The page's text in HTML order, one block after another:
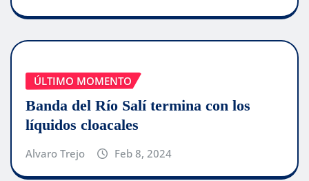
ÚLTIMO MOMENTO
Banda del Río Salí termina con los
líquidos cloacales
Alvaro Trejo Feb 8, 2024